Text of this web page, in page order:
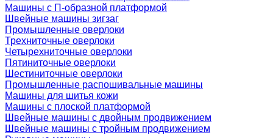
Машины с П-образной платформой
Швейные машины зигзаг
Промышленные оверлоки
Трехниточные оверлоки
Четырехниточные оверлоки
Пятиниточные оверлоки
Шестиниточные оверлоки
Промышленные распошивальные машины
Машины для шитья кожи
Машины с плоской платформой
Швейные машины с двойным продвижением
Швейные машины с тройным продвижением